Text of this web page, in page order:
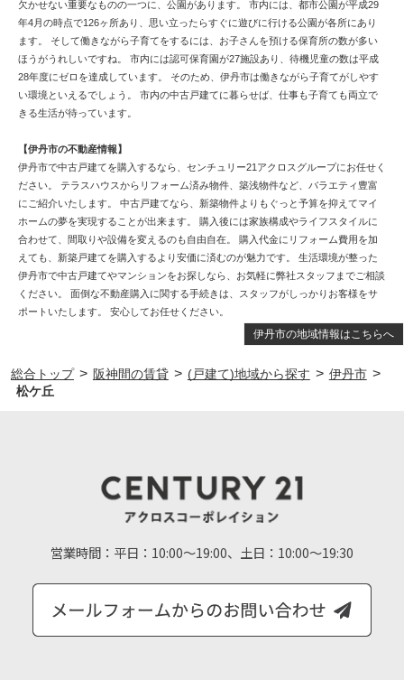
伊丹市の地域情報はこちらへ
欠かせない重要なものの一つに、公園があります。 市内には、都市公園が平成29
年4月の時点で126ヶ所あり、思い立ったらすぐに遊びに行ける公園が各所にあり
ます。 そして働きながら子育てをするには、お子さんを預ける保育所の数が多い
ほうがうれしいですね。 市内には認可保育園が27施設あり、待機児童の数は平成
28年度にゼロを達成しています。 そのため、伊丹市は働きながら子育てがしやす
い環境といえるでしょう。 市内の中古戸建てに暮らせば、仕事も子育ても両立で
きる生活が待っています。
【伊丹市の不動産情報】
伊丹市で中古戸建てを購入するなら、センチュリー21アクロスグループにお任せく
ださい。 テラスハウスからリフォーム済み物件、築浅物件など、バラエティ豊富
にご紹介いたします。 中古戸建てなら、新築物件よりもぐっと予算を抑えてマイ
ホームの夢を実現することが出来ます。 購入後には家族構成やライフスタイルに
合わせて、間取りや設備を変えるのも自由自在。 購入代金にリフォーム費用を加
えても、新築戸建てを購入するより安価に済むのが魅力です。 生活環境が整った
伊丹市で中古戸建てやマンションをお探しなら、お気軽に弊社スタッフまでご相談
ください。 面倒な不動産購入に関する手続きは、スタッフがしっかりお客様をサ
ポートいたします。 安心してお任せください。
総合トップ > 阪神間の賃貸 > (戸建て)地域から探す > 伊丹市 >
松ケ丘
営業時間： 平日：10:00～19:00、土日：10:00～19:30